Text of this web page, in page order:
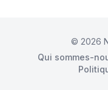
© 2026
Qui sommes-